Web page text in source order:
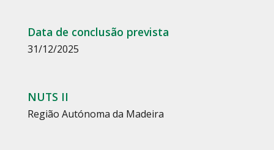
Data de conclusão prevista
31/12/2025
NUTS II
Região Autónoma da Madeira